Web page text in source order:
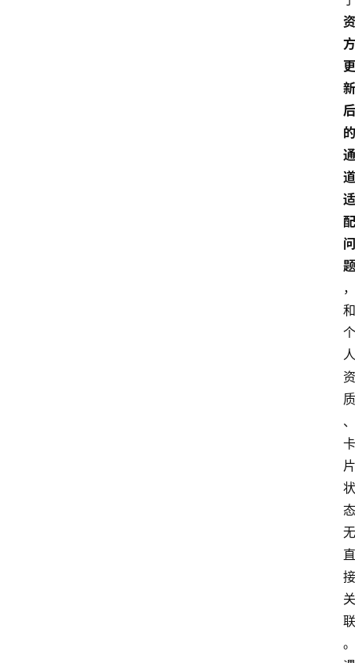
资
方
更
新
后
的
通
道
适
配
问
题
，
和
个
人
资
质
、
卡
片
状
态
无
直
接
关
联
。